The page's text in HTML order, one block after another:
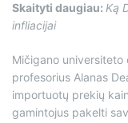
Skaityti daugiau: Ką
infliacijai
Mičigano universiteto
profesorius Alanas
importuotų prekių
gamintojus pakelti